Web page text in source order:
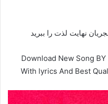
نهایت لذت را ببرید
Download New Song
With lyrics And Best